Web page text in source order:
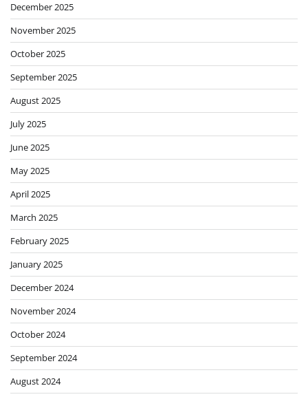
December 2025
November 2025
October 2025
September 2025
August 2025
July 2025
June 2025
May 2025
April 2025
March 2025
February 2025
January 2025
December 2024
November 2024
October 2024
September 2024
August 2024